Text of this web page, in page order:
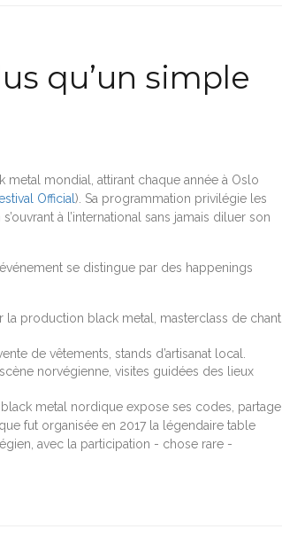
qu’un simple
metal mondial, attirant chaque année à Oslo
Official ). Sa programmation privilégie les
à l’international sans jamais diluer son
se distingue par des happenings
la production black metal, masterclass de chant
de vêtements, stands d’artisanat local.
norvégienne, visites guidées des lieux
metal nordique expose ses codes, partage
fut organisée en 2017 la légendaire table
avec la participation - chose rare -